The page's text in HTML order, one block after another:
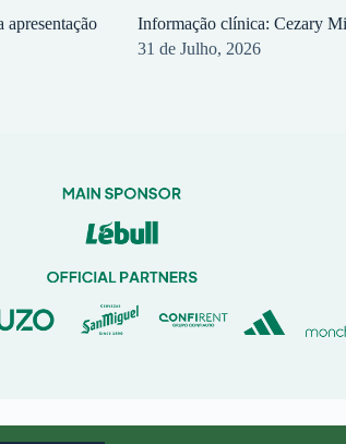
Informação clínica: Cezary
31 de Julho, 2026